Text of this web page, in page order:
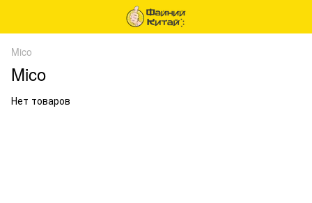
Mico
Mico
Нет товаров